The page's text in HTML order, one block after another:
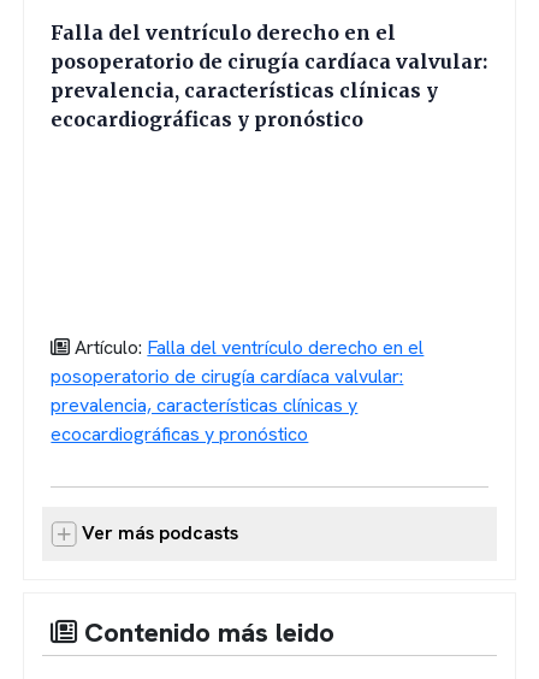
Falla del ventrículo derecho en el
posoperatorio de cirugía cardíaca valvular:
prevalencia, características clínicas y
ecocardiográficas y pronóstico
Artículo: Falla del ventrículo derecho en el
posoperatorio de cirugía cardíaca valvular:
prevalencia, características clínicas y
ecocardiográficas y pronóstico
Ver más podcasts
Contenido más leido